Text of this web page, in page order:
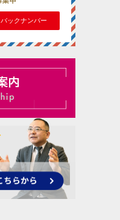
バックナンバー